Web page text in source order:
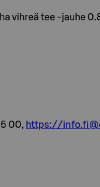
vihreä tee -
00, https://